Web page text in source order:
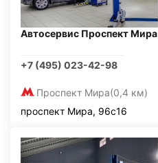
Автосервис Проспект Мира
+7 (495) 023-42-98
Проспект Мира(0,4 км)
проспект Мира, 96с16